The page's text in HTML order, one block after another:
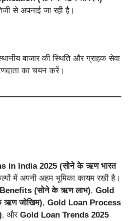
से अपनाई जा रही है।
बाजार की स्थिति और ग्राहक सेवा
का चयन करें।
in India 2025 (सोने के ऋण भारत
में अपनी अहम भूमिका कायम रखी है।
(सोने के ऋण लाभ), Gold
ऋण जोखिम), Gold Loan Process
, और Gold Loan Trends 2025